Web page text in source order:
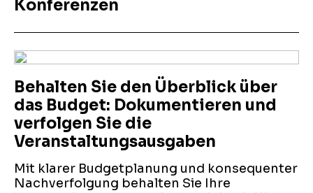
Konferenzen
Behalten Sie den Überblick über
das Budget: Dokumentieren und
verfolgen Sie die
Veranstaltungsausgaben
Mit klarer Budgetplanung und konsequenter
Nachverfolgung behalten Sie Ihre